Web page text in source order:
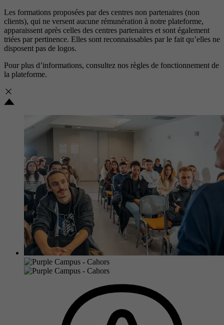
Les formations proposées par des centres non partenaires (non
clients), qui ne versent aucune rémunération à notre plateforme,
apparaissent après celles des centres partenaires et sont également
triées par pertinence. Elles sont reconnaissables par le fait qu’elles ne
disposent pas de logos.
Pour plus d’informations, consultez nos règles de fonctionnement de
la plateforme.